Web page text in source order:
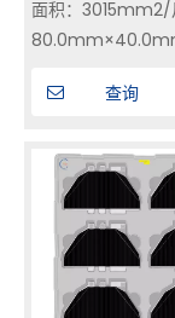
面积：3015mm2/
重量：<125mg/
数（AM0、
25℃）
Jsc=17.2mA/
查询